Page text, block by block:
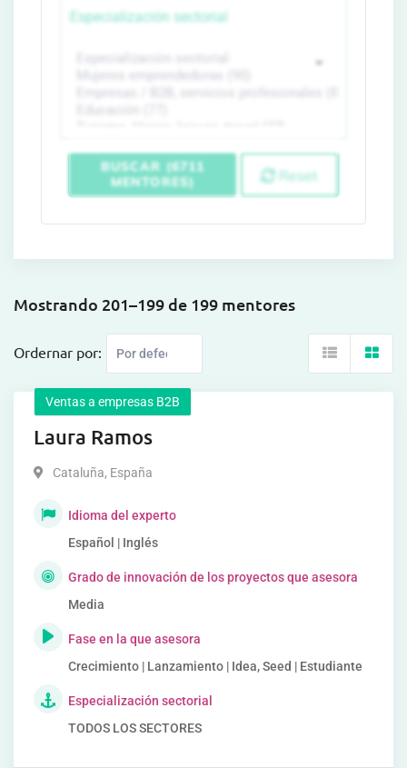
Especialización sectorial
BUSCAR (6711
MENTORES)
Reset
Mostrando 201–199 de 199 mentores
Ordernar por:
Ventas a empresas B2B
Laura Ramos
Cataluña, España
Idioma del experto
Español | Inglés
Grado de innovación de los proyectos que asesora
Media
Fase en la que asesora
Crecimiento | Lanzamiento | Idea, Seed | Estudiante
Especialización sectorial
TODOS LOS SECTORES